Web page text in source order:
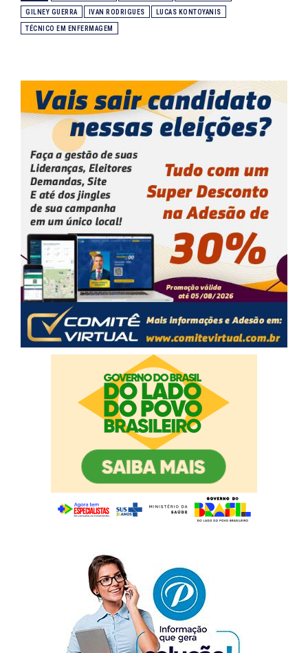
GILNEY GUERRA IVAN RODRIGUES LUCAS KONTOYANIS
TÉCNICO EM ENFERMAGEM